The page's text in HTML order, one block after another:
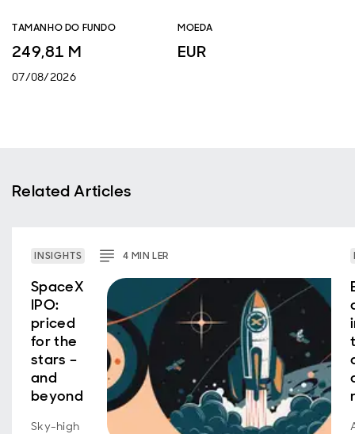
TAMANHO DO FUNDO
249,81 M
07/08/2026
MOEDA
EUR
Related Articles
INSIGHTS 4 MINLER
SpaceX
IPO:
priced
for the
stars –
and
beyond
Sky-high